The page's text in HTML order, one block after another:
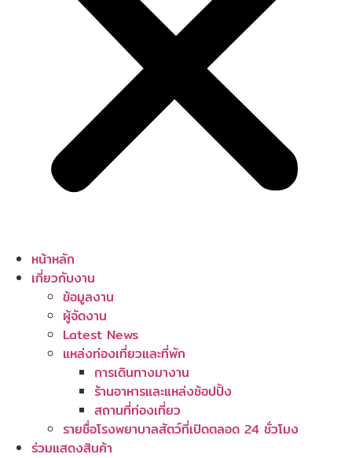
หน้าหลัก
เกี่ยวกับงาน
ข้อมูลงาน
ผู้จัดงาน
Latest News
แหล่งท่องเที่ยวและที่พัก
การเดินทางมางาน
ร้านอาหารและแหล่งช้อปปิ้ง
สถานที่ท่องเที่ยว
รายชื่อโรงพยาบาลสัตว์ที่เปิดตลอด 24 ชั่วโมง
ร่วมแสดงสินค้า